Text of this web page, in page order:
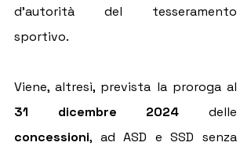
d'autorità del tesseramento
sportivo.
31 dicembre 2024
concessioni, ad ASD e SSD senza